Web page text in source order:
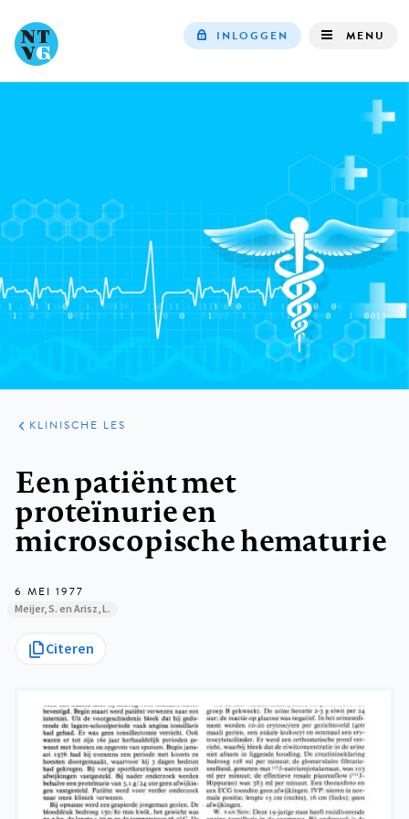
navigation
INLOGGEN MENU
ARTIKELEN
PRAKTIJK
KLINISCHE LES
Een patiënt met
proteïnurie en
microscopische hematurie
6 MEI 1977
Meijer, S. en Arisz, L.
Citeren